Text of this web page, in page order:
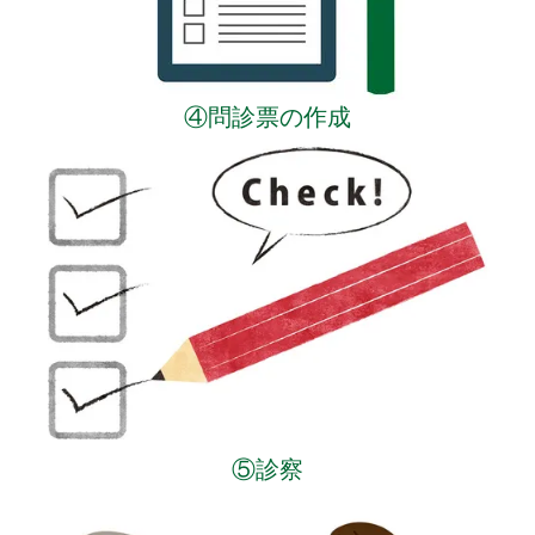
④問診票の作成
⑤診察